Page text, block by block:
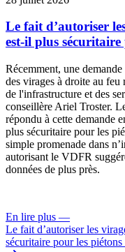
Le fait d’autoriser
est-il plus
Récemment, une demande
des virages à droite au
de l'infrastructure et des
conseillère Ariel Troster.
répondu à cette demande
plus sécuritaire pour les
simple promenade dans
autorisant le VDFR
données de plus près.
En lire plus —
Le fait d’autoriser les
sécuritaire pour les piétons